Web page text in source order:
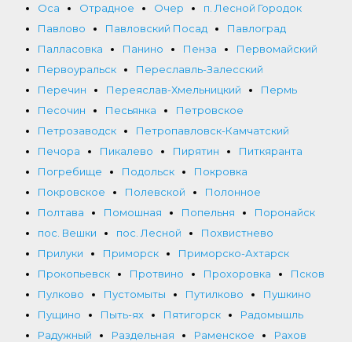
Оса
Отрадное Очер
п. Лесной Городок
Павлово
Павловский Посад
Павлоград
Палласовка
Панино Пенза
Первомайский
Первоуральск
Переславль-Залесский
Перечин
Переяслав-Хмельницкий
Пермь
Песочин
Песьянка
Петровское
Петрозаводск
Петропавловск-Камчатский
Печора
Пикалево Пирятин
Питкяранта
Погребище
Подольск
Покровка
Покровское
Полевской
Полонное
Полтава
Помошная Попельня
Поронайск
пос. Вешки
пос. Лесной
Похвистнево
Прилуки
Приморск
Приморско-Ахтарск
Прокопьевск
Протвино Прохоровка
Псков
Пулково
Пустомыты Путилково
Пушкино
Пущино
Пыть-ях Пятигорск
Радомышль
Радужный
Раздельная Раменское Рахов